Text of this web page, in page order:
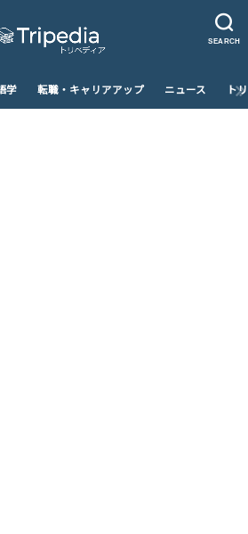
SEARCH
学 転職・キャリアアップ ニュース ト